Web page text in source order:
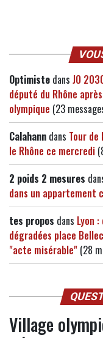
Optimiste dans JO
député du Rhône
olympique (23
Calahann dans Tour de
le Rhône ce mercredi
2 poids 2 mesures
dans un appartement
tes propos dans Lyon
dégradées place
"acte misérable" (28
Village